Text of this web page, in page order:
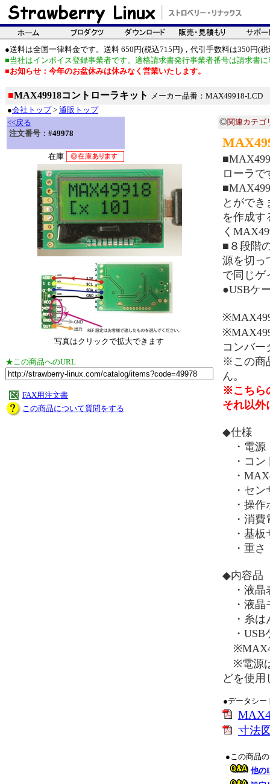
●送料は全国一律料金です。送料 650円(税込715円)，代引手数料は350円(税
■当社はインボイス登録事業者です。適格請求書発行事業者番号は請求書
■お知らせ：今年のお盆休みは休みなく営業いたします。
■MAX49918コントローラキット メーカー品番：MAX49918-LCD
●会社トップ> 通販トップ
<<戻る
注文番号： #49978
在庫
写真はクリックで拡大できます
★この商品へのURL
FAX用注文書
この商品について質問をする
◎関連カテゴ
ローラで
とがで
を作成す
く
■８段階
源を切っ
で同じゲ
●USBケ
コンバー
※この商
ん。
※こちら
それ以外
◆仕様
・電源
・コン
・
・セン
・操作
・消費
・基板
・重さ
◆内容品
・液晶
・液晶
・糸は
・USB
※電源
どを使
●データシー
寸法
●この商品
他の